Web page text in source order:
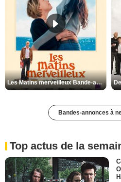
Les Matins merveilleux Bande-annonce VF
Bandes-annonces à
Top actus de la